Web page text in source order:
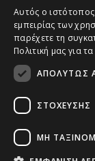
Αυτός ο ιστότοπος
εμπειρίας των
παρέχετε τη
Πολιτική μας για
ΑΠΟΛΎΤΩΣ
ΣΤΌΧΕΥΣΗΣ
ΜΗ